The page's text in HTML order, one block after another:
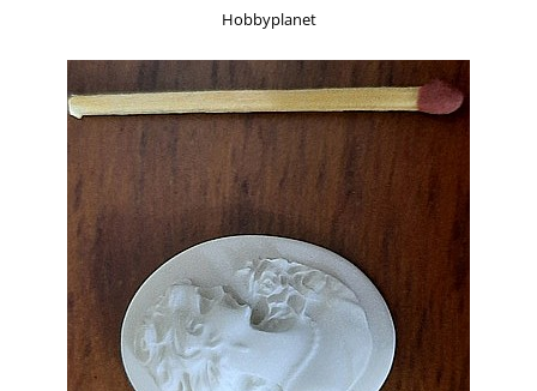
Curatenie si Intretinere
Iluminat miniatural
Obiecte casnice miniaturale
Portelan deluxe cu aur 24K
Textile si lenjerii miniaturale
Vesela si servire miniaturi
Mobilier miniatural
Baie miniaturala
Bucatarie miniatura
Dormitor miniatural
Exterior miniatural
Hobbyplanet